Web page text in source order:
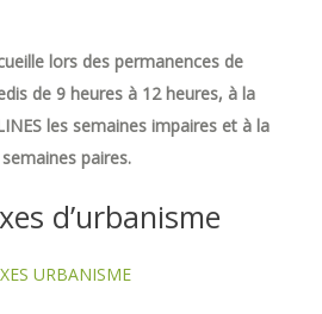
lors des permanences de
de 9 heures à 12 heures, à la
les semaines impaires et à la
paires.
d’urbanisme
URBANISME